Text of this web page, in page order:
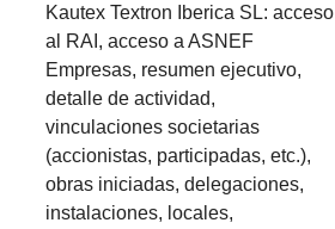
Kautex Textron Iberica SL: acceso
al RAI, acceso a ASNEF
Empresas, resumen ejecutivo,
detalle de actividad,
vinculaciones societarias
(accionistas, participadas, etc.),
obras iniciadas, delegaciones,
instalaciones, locales,